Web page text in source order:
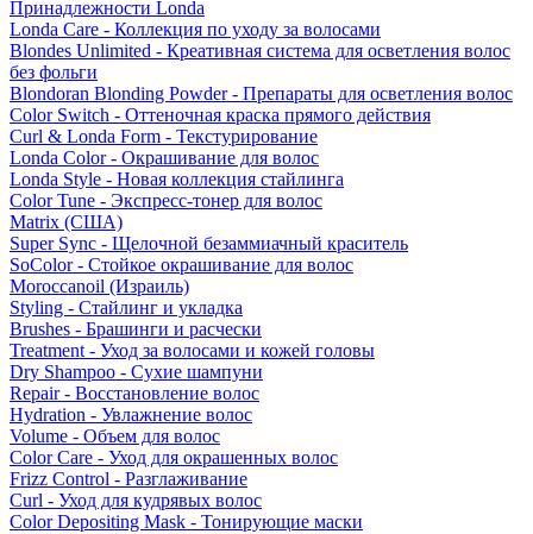
Принадлежности Londa
Londa Care - Коллекция по уходу за волосами
Blondes Unlimited - Креативная система для осветления волос
без фольги
Blondoran Blonding Powder - Препараты для осветления волос
Color Switch - Оттеночная краска прямого действия
Curl & Londa Form - Текстурирование
Londa Color - Окрашивание для волос
Londa Style - Новая коллекция стайлинга
Color Tune - Экспресс-тонер для волос
Matrix (США)
Super Sync - Щелочной безаммиачный краситель
SoColor - Стойкое окрашивание для волос
Moroccanoil (Израиль)
Styling - Стайлинг и укладка
Brushes - Брашинги и расчески
Treatment - Уход за волосами и кожей головы
Dry Shampoo - Сухие шампуни
Repair - Восстановление волос
Hydration - Увлажнение волос
Volume - Объем для волос
Color Care - Уход для окрашенных волос
Frizz Control - Разглаживание
Curl - Уход для кудрявых волос
Color Depositing Mask - Тонирующие маски